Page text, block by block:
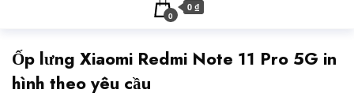
0
0 ₫
Ốp lưng Xiaomi Redmi Note 11 Pro 5G in
hình theo yêu cầu